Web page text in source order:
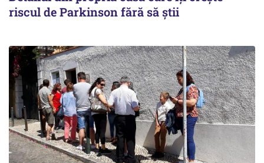
riscul de Parkinson fără să știi